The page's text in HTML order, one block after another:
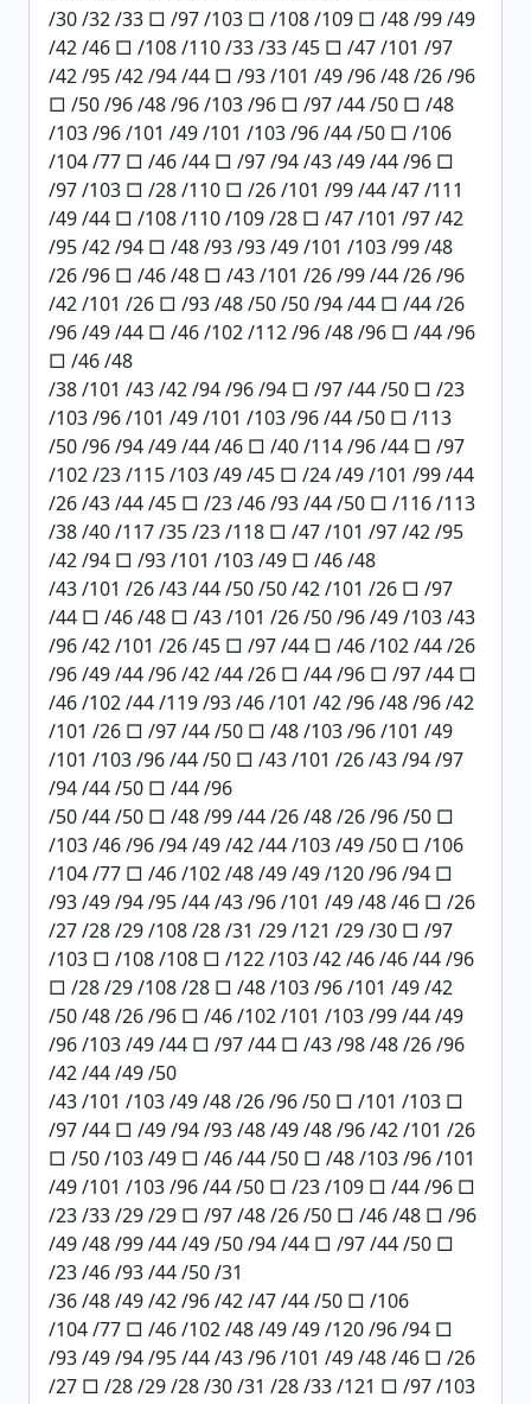
/30 /32 /33 □ /97 /103 □ /108 /109 □ /48 /99 /49
/42 /46 □ /108 /110 /33 /33 /45 □ /47 /101 /97
/42 /95 /42 /94 /44 □ /93 /101 /49 /96 /48 /26 /96
□ /50 /96 /48 /96 /103 /96 □ /97 /44 /50 □ /48
/103 /96 /101 /49 /101 /103 /96 /44 /50 □ /106
/104 /77 □ /46 /44 □ /97 /94 /43 /49 /44 /96 □
/97 /103 □ /28 /110 □ /26 /101 /99 /44 /47 /111
/49 /44 □ /108 /110 /109 /28 □ /47 /101 /97 /42
/95 /42 /94 □ /48 /93 /93 /49 /101 /103 /99 /48
/26 /96 □ /46 /48 □ /43 /101 /26 /99 /44 /26 /96
/42 /101 /26 □ /93 /48 /50 /50 /94 /44 □ /44 /26
/96 /49 /44 □ /46 /102 /112 /96 /48 /96 □ /44 /96
□ /46 /48
/38 /101 /43 /42 /94 /96 /94 □ /97 /44 /50 □ /23
/103 /96 /101 /49 /101 /103 /96 /44 /50 □ /113
/50 /96 /94 /49 /44 /46 □ /40 /114 /96 /44 □ /97
/102 /23 /115 /103 /49 /45 □ /24 /49 /101 /99 /44
/26 /43 /44 /45 □ /23 /46 /93 /44 /50 □ /116 /113
/38 /40 /117 /35 /23 /118 □ /47 /101 /97 /42 /95
/42 /94 □ /93 /101 /103 /49 □ /46 /48
/43 /101 /26 /43 /44 /50 /50 /42 /101 /26 □ /97
/44 □ /46 /48 □ /43 /101 /26 /50 /96 /49 /103 /43
/96 /42 /101 /26 /45 □ /97 /44 □ /46 /102 /44 /26
/96 /49 /44 /96 /42 /44 /26 □ /44 /96 □ /97 /44 □
/46 /102 /44 /119 /93 /46 /101 /42 /96 /48 /96 /42
/101 /26 □ /97 /44 /50 □ /48 /103 /96 /101 /49
/101 /103 /96 /44 /50 □ /43 /101 /26 /43 /94 /97
/94 /44 /50 □ /44 /96
/50 /44 /50 □ /48 /99 /44 /26 /48 /26 /96 /50 □
/103 /46 /96 /94 /49 /42 /44 /103 /49 /50 □ /106
/104 /77 □ /46 /102 /48 /49 /49 /120 /96 /94 □
/93 /49 /94 /95 /44 /43 /96 /101 /49 /48 /46 □ /26
/27 /28 /29 /108 /28 /31 /29 /121 /29 /30 □ /97
/103 □ /108 /108 □ /122 /103 /42 /46 /46 /44 /96
□ /28 /29 /108 /28 □ /48 /103 /96 /101 /49 /42
/50 /48 /26 /96 □ /46 /102 /101 /103 /99 /44 /49
/96 /103 /49 /44 □ /97 /44 □ /43 /98 /48 /26 /96
/42 /44 /49 /50
/43 /101 /103 /49 /48 /26 /96 /50 □ /101 /103 □
/97 /44 □ /49 /94 /93 /48 /49 /48 /96 /42 /101 /26
□ /50 /103 /49 □ /46 /44 /50 □ /48 /103 /96 /101
/49 /101 /103 /96 /44 /50 □ /23 /109 □ /44 /96 □
/23 /33 /29 /29 □ /97 /48 /26 /50 □ /46 /48 □ /96
/49 /48 /99 /44 /49 /50 /94 /44 □ /97 /44 /50 □
/23 /46 /93 /44 /50 /31
/36 /48 /49 /42 /96 /42 /47 /44 /50 □ /106
/104 /77 □ /46 /102 /48 /49 /49 /120 /96 /94 □
/93 /49 /94 /95 /44 /43 /96 /101 /49 /48 /46 □ /26
/27 □ /28 /29 /28 /30 /31 /28 /33 /121 □ /97 /103